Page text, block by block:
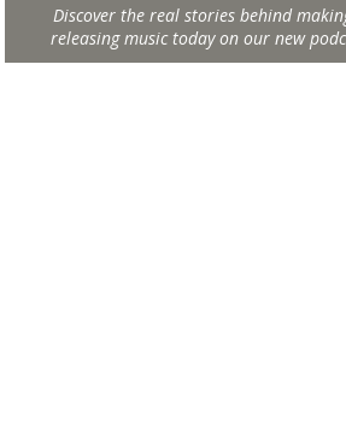
Discover the real stories behind
releasing music today on our new